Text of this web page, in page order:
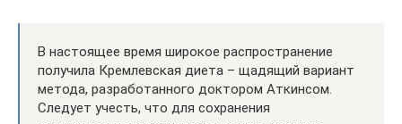
В настоящее время широкое распространение
получила Кремлевская диета – щадящий вариант
метода, разработанного доктором Аткинсом.
Следует учесть, что для сохранения